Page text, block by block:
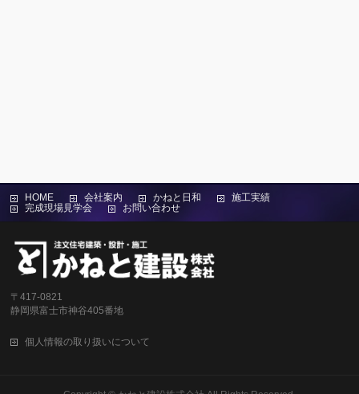
HOME 会社案内 かねと日和
施工実績
完成現場見学会
お問い合わせ
〒417-0821
静岡県富士市神谷405番地
個人情報の取り扱いについて